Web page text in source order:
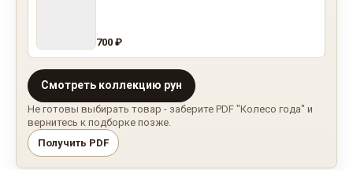
700 ₽
Смотреть коллекцию рун
Не готовы выбирать товар - заберите PDF "Колесо года" и
вернитесь к подборке позже.
Получить PDF